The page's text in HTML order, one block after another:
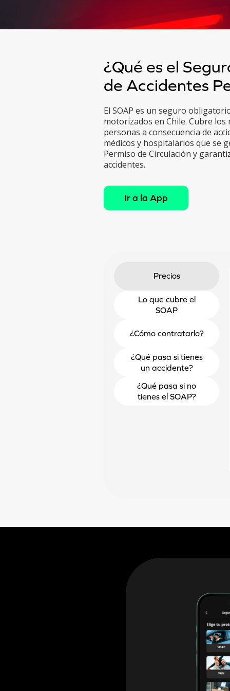
¿Qué es el
de Accidentes
El SOAP es un seguro
motorizados en Chile. Cubre
personas a consecuencia de
médicos y hospitalarios que se
Permiso de Circulación y
accidentes.
Ir a la App
Precios
Lo que cubre el
SOAP
¿Cómo contratarlo?
¿Qué pasa si tienes
un accidente?
¿Qué pasa si no
tienes el SOAP?